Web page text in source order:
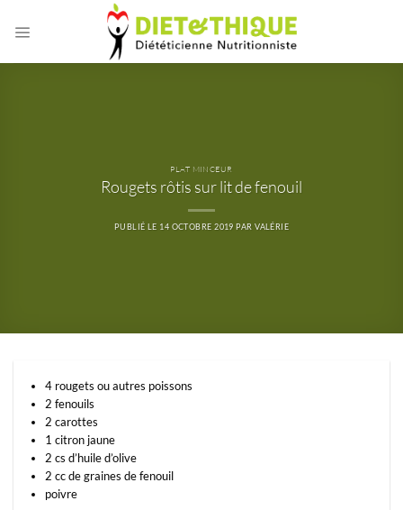
PLAT MINCEUR
Rougets rôtis sur lit de fenouil
PUBLIÉ LE 14 OCTOBRE 2019 PARVALÉRIE
4 rougets ou autres poissons
2 fenouils
2 carottes
1 citron jaune
2 cs d’huile d’olive
2 cc de graines de fenouil
poivre